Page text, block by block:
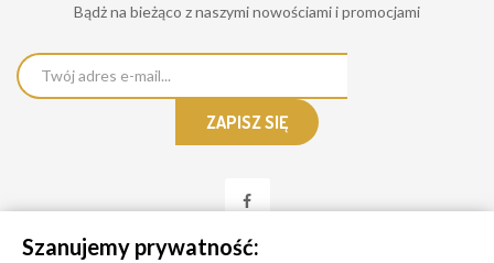
Bądż na bieżąco z naszymi nowościami i promocjami
Szanujemy prywatność: